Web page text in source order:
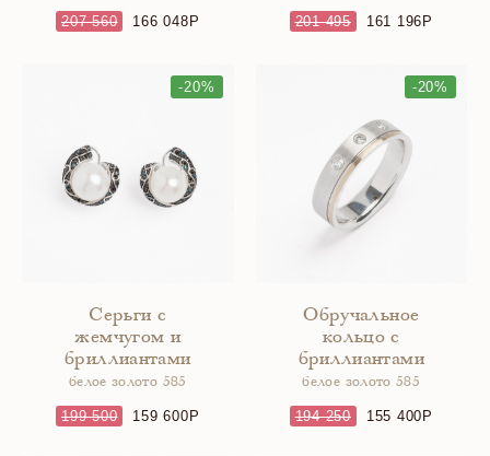
207 560 166 048 201 495 161 196
-20%
Серьги с
жемчугом и
бриллиантами
белое золото 585
199 500 159 600
-20%
Обручальное
кольцо с
бриллиантами
белое золото 585
194 250 155 400